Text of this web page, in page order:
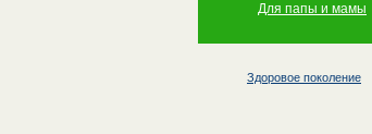
Для папы и мамы
Здоровое поколение